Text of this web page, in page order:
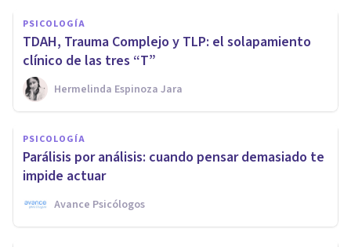
PSICOLOGÍA
TDAH, Trauma Complejo y TLP: el solapamiento
clínico de las tres “T”
Hermelinda Espinoza Jara
PSICOLOGÍA
Parálisis por análisis: cuando pensar demasiado te
impide actuar
Avance Psicólogos